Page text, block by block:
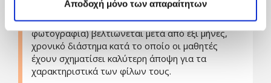
Αποδοχή μόνο των απαραίτητων
δημιουργούν ένα αρχικό κείμενο για τα βασικά
χαρακτηριστικά του. Το κείμενο αυτό (και η
φωτογραφία) βελτιώνεται μετά από έξι μήνες,
χρονικό διάστημα κατά το οποίο οι μαθητές
έχουν σχηματίσει καλύτερη άποψη για τα
χαρακτηριστικά των φίλων τους.